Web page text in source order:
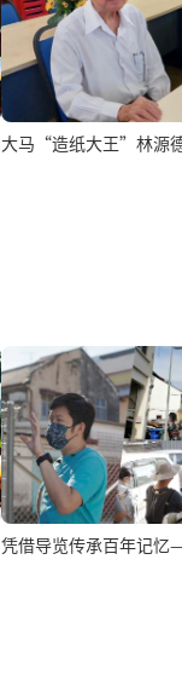
大马“造纸大王”林源
凭借导览传承百年记忆